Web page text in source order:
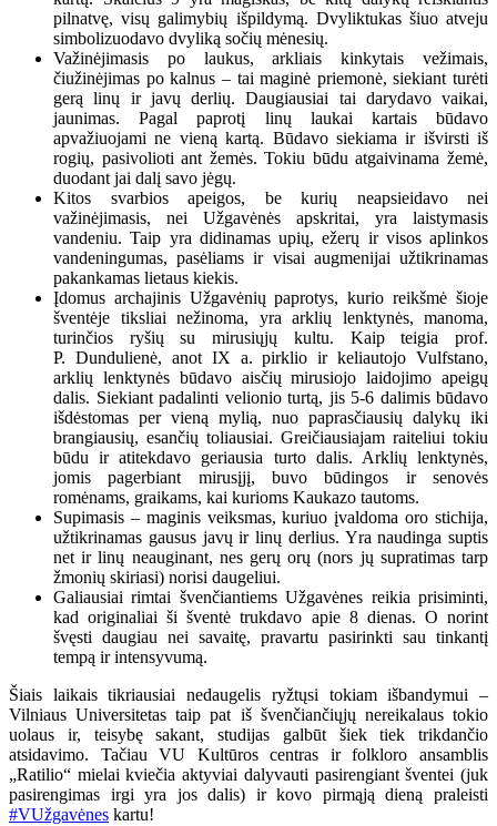
pilnatvę, visų galimybių išpildymą. Dvyliktukas šiuo atveju
simbolizuodavo dvyliką sočių mėnesių.
Važinėjimasis po laukus, arkliais kinkytais vežimais,
čiužinėjimas po kalnus – tai maginė priemonė, siekiant turėti
gerą linų ir javų derlių. Daugiausiai tai darydavo vaikai,
jaunimas. Pagal paprotį linų laukai kartais būdavo
apvažiuojami ne vieną kartą. Būdavo siekiama ir išvirsti iš
rogių, pasivolioti ant žemės. Tokiu būdu atgaivinama žemė,
duodant jai dalį savo jėgų.
Kitos svarbios apeigos, be kurių neapsieidavo nei
važinėjimasis, nei Užgavėnės apskritai, yra laistymasis
vandeniu. Taip yra didinamas upių, ežerų ir visos aplinkos
vandeningumas, pasėliams ir visai augmenijai užtikrinamas
pakankamas lietaus kiekis.
Įdomus archajinis Užgavėnių paprotys, kurio reikšmė šioje
šventėje tiksliai nežinoma, yra arklių lenktynės, manoma,
turinčios ryšių su mirusiųjų kultu. Kaip teigia prof.
P. Dundulienė, anot IX a. pirklio ir keliautojo Vulfstano,
arklių lenktynės būdavo aisčių mirusiojo laidojimo apeigų
dalis. Siekiant padalinti velionio turtą, jis 5-6 dalimis būdavo
išdėstomas per vieną mylią, nuo paprasčiausių dalykų iki
brangiausių, esančių toliausiai. Greičiausiajam raiteliui tokiu
būdu ir atitekdavo geriausia turto dalis. Arklių lenktynės,
jomis pagerbiant mirusįjį, buvo būdingos ir senovės
romėnams, graikams, kai kurioms Kaukazo tautoms.
Supimasis – maginis veiksmas, kuriuo įvaldoma oro stichija,
užtikrinamas gausus javų ir linų derlius. Yra naudinga suptis
net ir linų neauginant, nes gerų orų (nors jų supratimas tarp
žmonių skiriasi) norisi daugeliui.
Galiausiai rimtai švenčiantiems Užgavėnes reikia prisiminti,
kad originaliai ši šventė trukdavo apie 8 dienas. O norint
švęsti daugiau nei savaitę, pravartu pasirinkti sau tinkantį
tempą ir intensyvumą.
Šiais laikais tikriausiai nedaugelis ryžtųsi tokiam išbandymui –
Vilniaus Universitetas taip pat iš švenčiančiųjų nereikalaus tokio
uolaus ir, teisybę sakant, studijas galbūt šiek tiek trikdančio
atsidavimo. Tačiau VU Kultūros centras ir folkloro ansamblis
„Ratilio“ mielai kviečia aktyviai dalyvauti pasirengiant šventei (juk
pasirengimas irgi yra jos dalis) ir kovo pirmąją dieną praleisti
#VUžgavėnes kartu!